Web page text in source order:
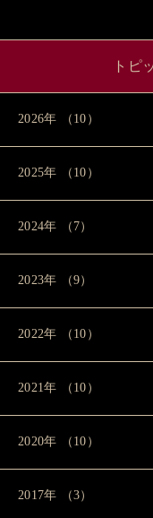
トピ
2026年 （10）
2025年 （10）
2024年 （7）
2023年 （9）
2022年 （10）
2021年 （10）
2020年 （10）
2017年 （3）